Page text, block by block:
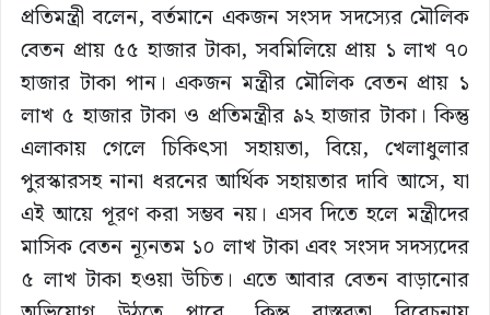
প্রতিমন্ত্রী বলেন, বর্তমানে একজন সংসদ সদস্যের মৌলিক
বেতন প্রায় ৫৫ হাজার টাকা, সবমিলিয়ে প্রায় ১ লাখ ৭০
হাজার টাকা পান। একজন মন্ত্রীর মৌলিক বেতন প্রায় ১
লাখ ৫ হাজার টাকা ও প্রতিমন্ত্রীর ৯২ হাজার টাকা। কিন্তু
এলাকায় গেলে চিকিৎসা সহায়তা, বিয়ে, খেলাধুলার
পুরস্কারসহ নানা ধরনের আর্থিক সহায়তার দাবি আসে, যা
এই আয়ে পূরণ করা সম্ভব নয়। এসব দিতে হলে মন্ত্রীদের
মাসিক বেতন ন্যূনতম ১০ লাখ টাকা এবং সংসদ সদস্যদের
৫ লাখ টাকা হওয়া উচিত। এতে আবার বেতন বাড়ানোর